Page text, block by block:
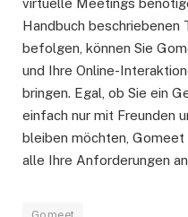
virtuelle Meetings
Handbuch beschriebenen
befolgen, können Sie
und Ihre Online-
bringen. Egal, ob Sie ein
einfach nur mit Freunden
bleiben möchten,
alle Ihre Anforderungen